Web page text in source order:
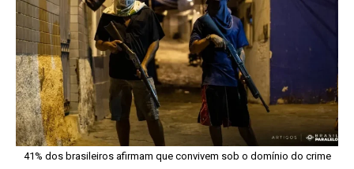
41% dos brasileiros afirmam que convivem sob o domínio do crime